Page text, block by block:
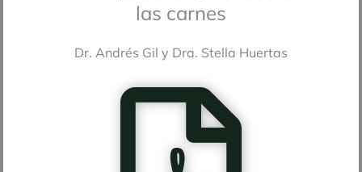
las carnes
Dr. Andrés Gil y Dra. Stella Huertas